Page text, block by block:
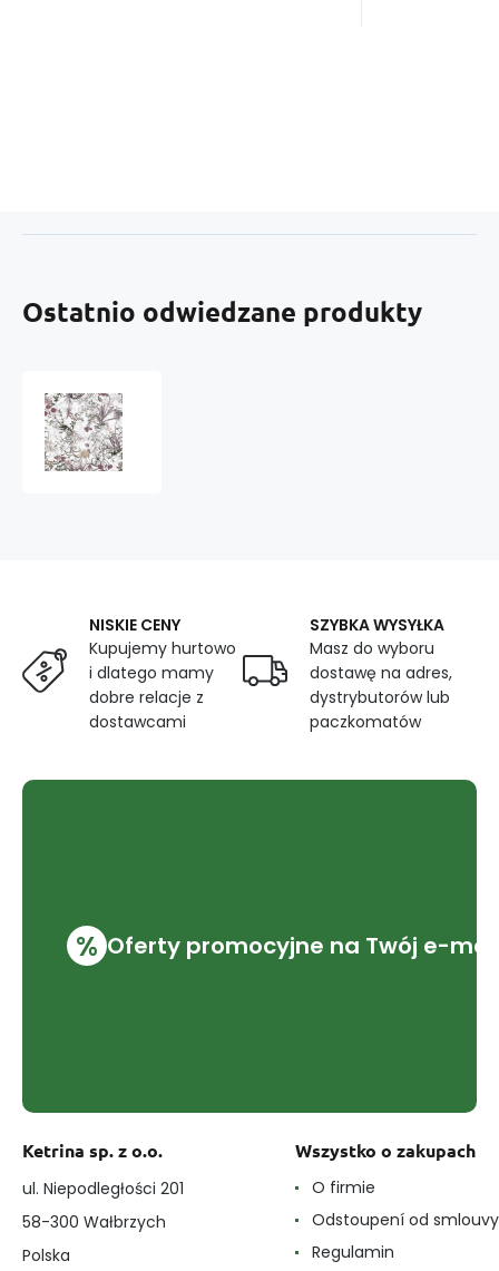
Ostatnio odwiedzane produkty
NISKIE CENY
Kupujemy hurtowo
i dlatego mamy
dobre relacje z
dostawcami
SZYBKA WYSYŁKA
Masz do wyboru
dostawę na adres,
dystrybutorów lub
paczkomatów
% Oferty promocyjne na Twój e-mail
Ketrina sp. z o.o.
ul. Niepodległości 201
58-300 Wałbrzych
Polska
Wszystko o zakupach
O firmie
Odstoupení od smlouvy
Regulamin